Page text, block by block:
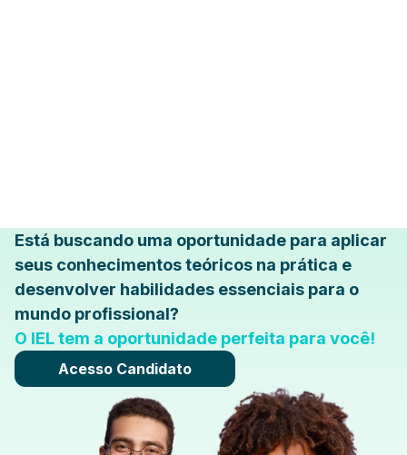
Está buscando uma oportunidade para aplicar
seus conhecimentos teóricos na prática e
desenvolver habilidades essenciais para o
mundo profissional?
O IEL tem a oportunidade perfeita para você!
Acesso Candidato